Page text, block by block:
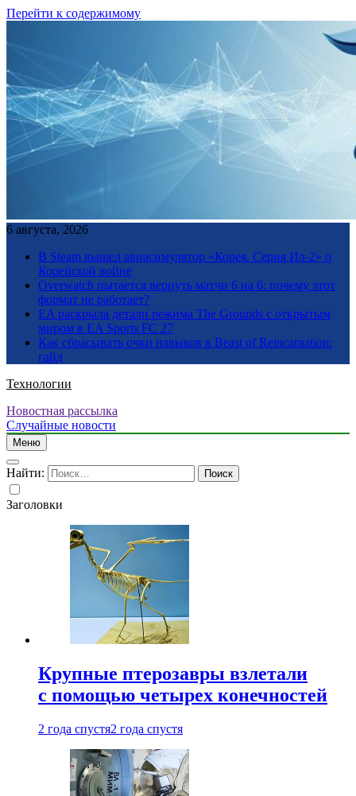
Перейти к содержимому
6 августа, 2026
В Steam вышел авиасимулятор «Корея. Серия Ил-2» о
Корейской войне
Overwatch пытается вернуть матчи 6 на 6: почему этот
формат не работает?
EA раскрыла детали режима The Grounds с открытым
миром в EA Sports FC 27
Как сбрасывать очки навыков в Beast of Reincarnation:
гайд
Технологии
Новостная рассылка
Случайные новости
Меню
Найти:
Заголовки
Крупные птерозавры взлетали
с помощью четырех конечностей
2 года спустя2 года спустя